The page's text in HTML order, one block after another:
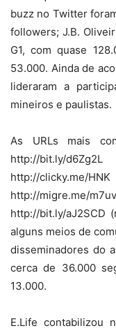
buzz no Twitter
followers; J.B.
G1, com quase
53.000. Ainda de
lideraram a
mineiros e paulistas.
As URLs mais
http://bit.ly/
http://
http://
http://bit.ly/
alguns meios de
disseminadores do
cerca de 36.000
13.000.
E.Life contabilizou